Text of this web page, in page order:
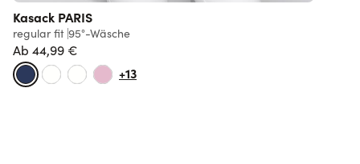
Kasack PARIS
regular fit 95°-Wäsche
Ab 44,99 €
+13